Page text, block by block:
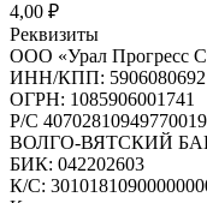
4,00 ₽
Реквизиты
ООО «Урал Прогресс
ИНН/КПП: 5906080692
ОГРН: 1085906001741
Р/C
ВОЛГО-ВЯТСКИЙ
БИК: 042202603
К/С: